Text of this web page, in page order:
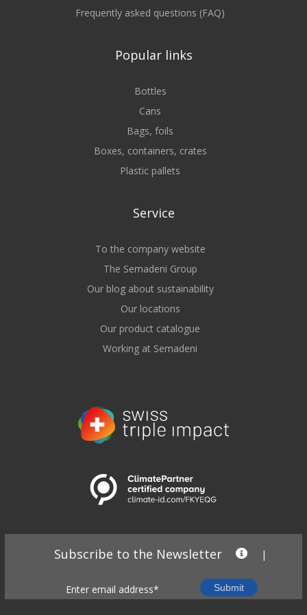
Frequently asked questions (FAQ)
Popular links
Bottles
Cans
Bags, foils
Boxes, containers, crates
Plastic pallets
Service
To the company website
The Semadeni Group
Our blog about sustainability
Our locations
Our product catalogue
Working at Semadeni
Subscribe to the Newsletter |